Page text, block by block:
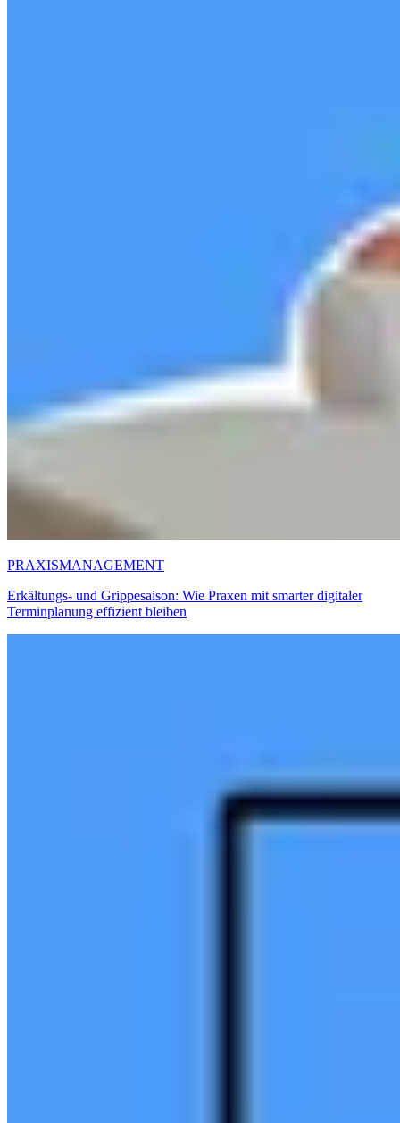
PRAXISMANAGEMENT
Erkältungs- und Grippesaison: Wie Praxen mit smarter digitaler
Terminplanung effizient bleiben